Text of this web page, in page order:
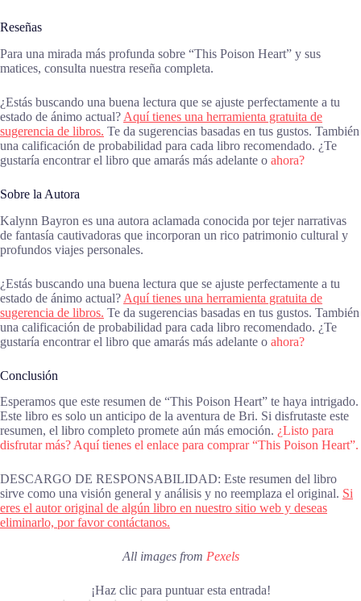
Reseñas
Para una mirada más profunda sobre “This Poison Heart” y sus
matices, consulta nuestra reseña completa.
¿Estás buscando una buena lectura que se ajuste perfectamente a tu
estado de ánimo actual? Aquí tienes una herramienta gratuita de
sugerencia de libros. Te da sugerencias basadas en tus gustos. También
una calificación de probabilidad para cada libro recomendado. ¿Te
gustaría encontrar el libro que amarás más adelante o ahora?
Sobre la Autora
Kalynn Bayron es una autora aclamada conocida por tejer narrativas
de fantasía cautivadoras que incorporan un rico patrimonio cultural y
profundos viajes personales.
¿Estás buscando una buena lectura que se ajuste perfectamente a tu
estado de ánimo actual? Aquí tienes una herramienta gratuita de
sugerencia de libros. Te da sugerencias basadas en tus gustos. También
una calificación de probabilidad para cada libro recomendado. ¿Te
gustaría encontrar el libro que amarás más adelante o ahora?
Conclusión
Esperamos que este resumen de “This Poison Heart” te haya intrigado.
Este libro es solo un anticipo de la aventura de Bri. Si disfrutaste este
resumen, el libro completo promete aún más emoción. ¿Listo para
disfrutar más? Aquí tienes el enlace para comprar “This Poison Heart”.
DESCARGO DE RESPONSABILIDAD: Este resumen del libro
sirve como una visión general y análisis y no reemplaza el original. Si
eres el autor original de algún libro en nuestro sitio web y deseas
eliminarlo, por favor contáctanos.
All images from Pexels
¡Haz clic para puntuar esta entrada!